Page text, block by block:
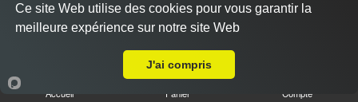
Accueil Panier Compte
Ce site Web utilise des cookies pour vous garantir la
meilleure expérience sur notre site Web
J'ai compris